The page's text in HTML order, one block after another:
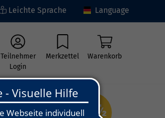
Leichte Sprache Language
Teilnehmer
Login
Merkzettel Warenkorb